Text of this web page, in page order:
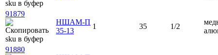
91879
НШАМ-П
35-13
1 35 1/2
91880